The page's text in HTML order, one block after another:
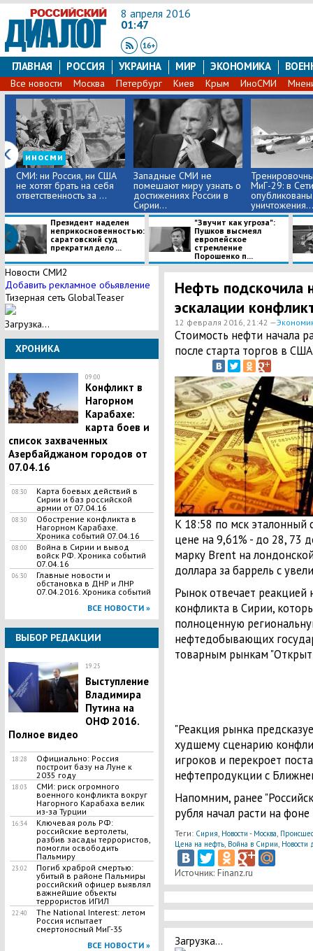
8 апреля 2016
01:47
ГЛАВНАЯ РОССИЯ УКРАИНА МИР ЭКОНОМИКА
Все новости Москва Петербург Киев Крым ИноСМИ
иносми
СМИ: ни Россия, ни США
не хотят брать на себя
ответственность за ...
Западные СМИ не
помешают миру узнать о
достижениях России в
Сирии...
МиГ-29: в Сети
уничтожения...
Президент наделен
неприкосновенностью:
саратовский суд
прекратил дело ...
"Звучит как угроза":
Пушков высмеял
европейское
стремление
Порошенко п...
Новости СМИ2
Добавить рекламное обьявление
Тизерная сеть GlobalTeaser
Загрузка...
ХРОНИКА
09:00
Конфликт в
Нагорном
Карабахе:
карта боев и
список захваченных
Азербайджаном городов от
07.04.16
08:30
Карта боевых действий в
Сирии и баз российской
армии от 07.04.16
08:30
Обострение конфликта в
Нагорном Карабахе.
Хроника событий 07.04.16
08:00
Война в Сирии и вывод
войск РФ. Хроника событий
07.04.16
06:30
Главные новости и
обстановка в ДНР и ЛНР
07.04.2016. Хроника событий
ВСЕ НОВОСТИ »
ВЫБОР РЕДАКЦИИ
19:25
Выступление
Владимира
Путина на
ОНФ 2016.
Полное видео
18:28
Официально: Россия
построит базу на Луне к
2035 году
18:03
СМИ: риск огромного
военного конфликта вокруг
Нагорного Карабаха велик
из-за Турции
16:34
Ключевая роль РФ:
российские вертолеты,
разбив засады террористов,
помогли освободить
Пальмиру
23:02
Погиб храброй смертью:
убитый в районе Пальмиры
российский офицер выявлял
важнейшие объекты
террористов ИГИЛ
22:40
The National Interest: летом
Россия испытает
смертоносный МиГ-35
ВСЕ НОВОСТИ »
Нефть подскочила
эскалации
12 февраля 2016, 21:42 —
Стоимость нефти начала
после старта торгов в
К 18:58 по мск эталонный
цене на 9,61% - до 28, 73
марку Brent на
доллара за баррель с
Рынок отвечает
конфликта в Сирии,
полноценную
нефтедобывающих
товарным рынкам
"Реакция рынка
худшему сценарию
игроков и перекроет
нефтепродукции с
Напомним, ранее
рубля начал расти на фоне
Теги: Сирия Новости - Москва
Цена на нефть, Война в Сирии Новости
Источник: Finanz.ru
Загрузка...